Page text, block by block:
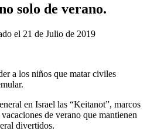
solo de verano.
el 21 de Julio de 2019
a los niños que matar civiles
en Israel las “Keitanot”, marcos
de verano que mantienen
divertidos.